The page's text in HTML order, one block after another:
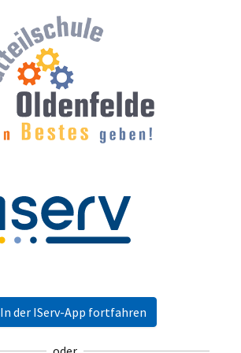
In der IServ-App fortfahren